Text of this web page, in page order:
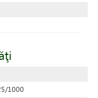
1000